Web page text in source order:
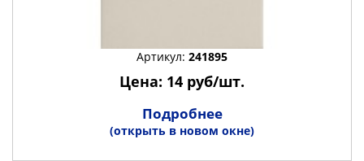
Артикул: 241895
Цена: 14 руб/шт.
Подробнее
(открыть в новом окне)